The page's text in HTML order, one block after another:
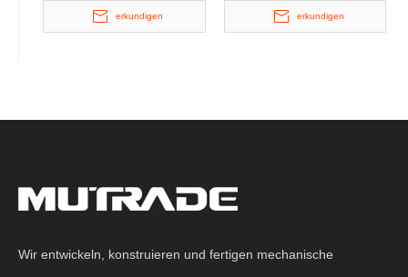
erkundigen erkundigen
Wir entwickeln, konstruieren und fertigen mechanische